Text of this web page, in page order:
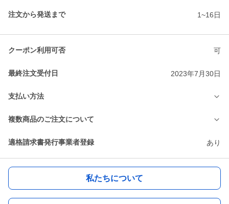
注文から発送まで 1~16日
クーポン利用可否 可
最終注文受付日 2023年7月30日
支払い方法
複数商品のご注文について
適格請求書発行事業者登録 あり
私たちについて